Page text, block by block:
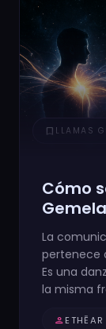
bookmark LLAMAS
Cómo
La
pertenece
Es una
la misma
personETHĒAR